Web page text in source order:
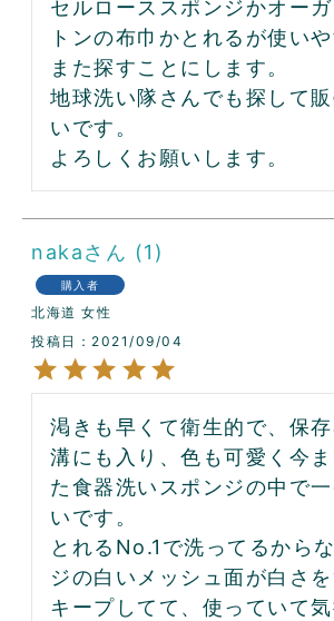
セルローススポンジかオー
トンの布巾かとれるが使い
また探すことにします。
地球洗い隊さんでも探して
いです。
よろしくお願いします。
naka 1
購入者
北海道 女性
投稿日
2021/09/04
渇きも早くて衛生的で、保
溝にも入り、色も可愛く今
た食器洗いスポンジの中で
いです。
とれるNo.1で洗ってるから
ジの白いメッシュ面が白さを
キープしてて、使っていて